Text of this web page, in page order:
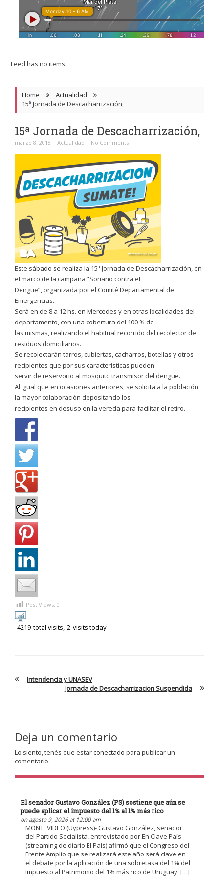
Feed has no items.
Home
Actualidad
15ª Jornada de Descacharrización,
15ª Jornada de Descacharrización,
marzo 8, 2018 | Actualidad | No Comments
Este sábado se realiza la 15ª Jornada de Descacharrización, en
el marco de la campaña “Soriano contra el
Dengue”, organizada por el Comité Departamental de
Emergencias.
Será en de 8 a 12 hs. en Mercedes y en otras localidades del
departamento, con una cobertura del 100 % de
las mismas, realizando el habitual recorrido del recolector de
residuos domiciliarios.
Se recolectarán tarros, cubiertas, cacharros, botellas y otros
recipientes que por sus características pueden
servir de reservorio al mosquito transmisor del dengue.
Al igual que en ocasiones anteriores, se solicita a la población
la mayor colaboración depositando los
recipientes en desuso en la vereda para facilitar el retiro.
Post Views: 0
4219 total visits, 2 visits today
Intendencia y UNASEV
Jornada de Descacharrizacion Suspendida
Deja un comentario
Lo siento, tenés que estarconectado para publicar un
comentario.
El senador Gustavo González (PS) sostiene que aún se
puede aplicar el impuesto del 1% al 1% más rico
on agosto 9, 2026 at 12:00 am
MONTEVIDEO (Uypress)- Gustavo González, senador
del Partido Socialista, entrevistado por En Clave País
(streaming de diario El País) afirmó que el Congreso del
Frente Amplio que se realizará este año será clave en
el debate por la aplicación de una sobretasa del 1% del
Impuesto al Patrimonio del 1% más rico de Uruguay. […]